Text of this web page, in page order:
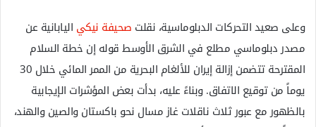
وعلى صعيد التحركات الدبلوماسية، نقلت صحيفة نيكي اليابانية عن
مصدر دبلوماسي مطلع في الشرق الأوسط قوله إن خطة السلام
المقترحة تتضمن إزالة إيران للألغام البحرية من الممر المائي خلال 30
يوماً من توقيع الاتفاق. وبناءً عليه، بدأت بعض المؤشرات الإيجابية
بالظهور مع عبور ثلاث ناقلات غاز مسال نحو باكستان والصين والهند،